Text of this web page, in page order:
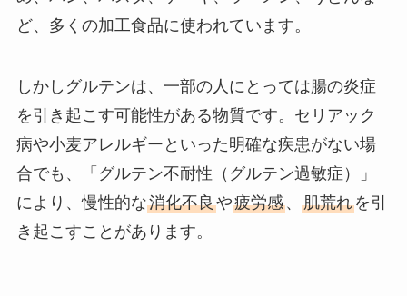
ど、多くの加工食品に使われています。
しかしグルテンは、一部の人にとっては腸の炎症
を引き起こす可能性がある物質です。セリアック
病や小麦アレルギーといった明確な疾患がない場
合でも、「グルテン不耐性（グルテン過敏症）」
により、慢性的な消化不良や疲労感、 肌荒れを引
き起こすことがあります。